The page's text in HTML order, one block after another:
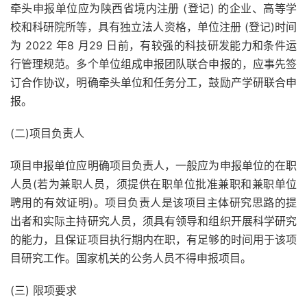
牵头申报单位应为陕西省境内注册 (登记) 的企业、高等学
校和科研院所等，具有独立法人资格，单位注册 (登记)时间
为 2022 年8 月29 日前，有较强的科技研发能力和条件运
行管理规范。多个单位组成申报团队联合申报的，应事先签
订合作协议，明确牵头单位和任务分工，鼓励产学研联合申
报。
(二)项目负责人
项目申报单位应明确项目负责人，一般应为申报单位的在职
人员(若为兼职人员，须提供在职单位批准兼职和兼职单位
聘用的有效证明)。项目负责人是该项目主体研究思路的提
出者和实际主持研究人员，须具有领导和组织开展科学研究
的能力，且保证项目执行期内在职，有足够的时间用于该项
目研究工作。国家机关的公务人员不得申报项目。
(三) 限项要求